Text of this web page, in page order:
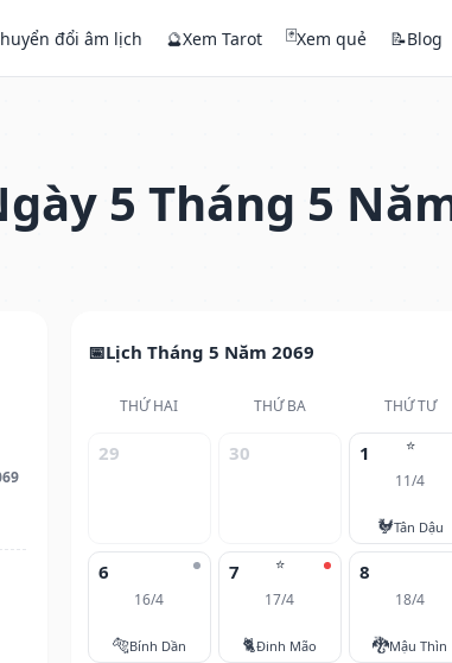
đổi âm lịch 🔮Xem Tarot 🃏Xem quẻ 📝Blog
5 Tháng 5
Lịch Tháng 5 Năm 2069
THỨ HAI THỨ BA THỨ TƯ
29 30 ⭐
1
11/4
🐓Tân Dậu
6
16/4
🐅Bính Dần
⭐
7
17/4
🐈Đinh Mão
8
18/4
🐉Mậu Thìn